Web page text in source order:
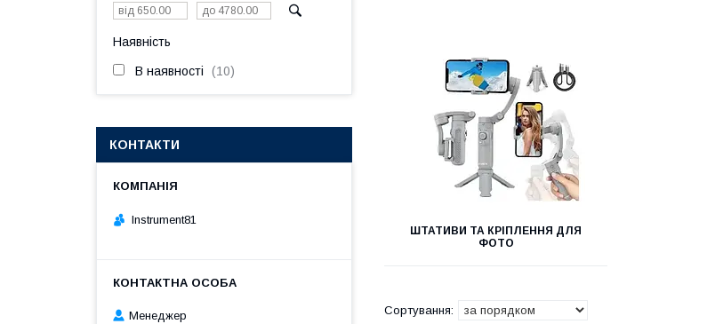
ШТАТИВИ ТА КРІПЛЕННЯ ДЛЯ
ФОТО
Наявність
В наявності 10
КОНТАКТИ
Instrument81
Менеджер